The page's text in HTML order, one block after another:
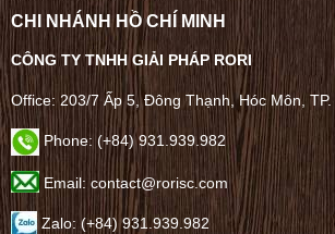
CHI NHÁNH HỒ CHÍ MINH
CÔNG TY TNHH GIẢI PHÁP RORI
Office: 203/7 Ấp 5, Đông Thạnh, Hóc Môn,
Phone: (+84) 931.939.982
Email: contact@rorisc.com
Zalo: (+84) 931.939.982